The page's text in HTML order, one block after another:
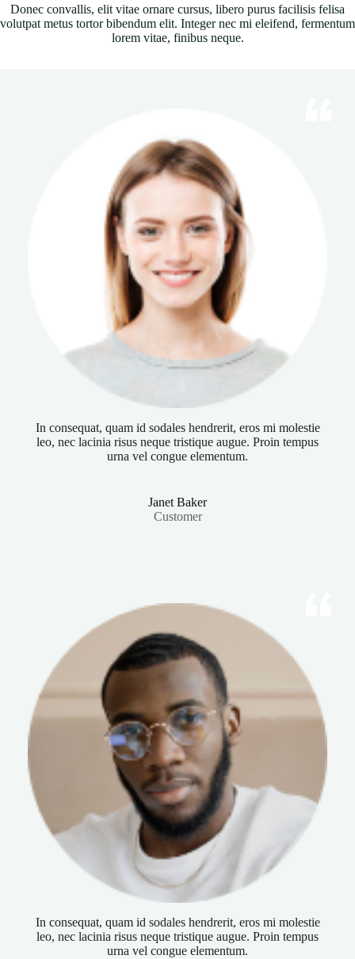
Donec convallis, elit vitae ornare cursus, libero purus facilisis felisa
volutpat metus tortor bibendum elit. Integer nec mi eleifend, fermentum
lorem vitae, finibus neque.
In consequat, quam id sodales hendrerit, eros mi molestie
leo, nec lacinia risus neque tristique augue. Proin tempus
urna vel congue elementum.
Janet Baker
Customer
In consequat, quam id sodales hendrerit, eros mi molestie
leo, nec lacinia risus neque tristique augue. Proin tempus
urna vel congue elementum.